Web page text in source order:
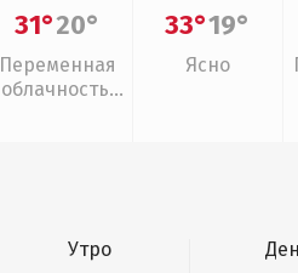
31°20°
Переменная
облачность,
33°19°
Ясно
Утро